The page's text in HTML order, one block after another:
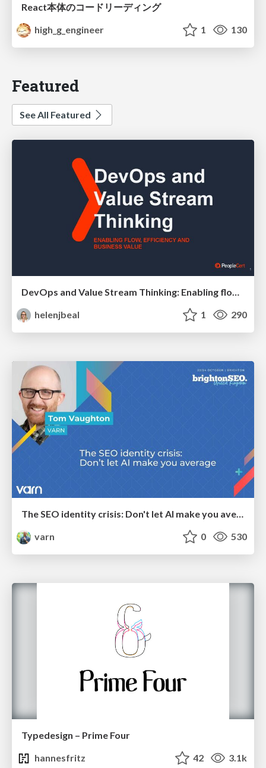
React本体のコードリーディング
high_g_engineer
1 130
Featured
See All Featured
DevOps and Value Stream Thinking: Enabling flow, efficiency and business value
helenjbeal
1 290
The SEO identity crisis: Don't let AI make you average
varn
0 530
Typedesign – Prime Four
hannesfritz
42 3.1k